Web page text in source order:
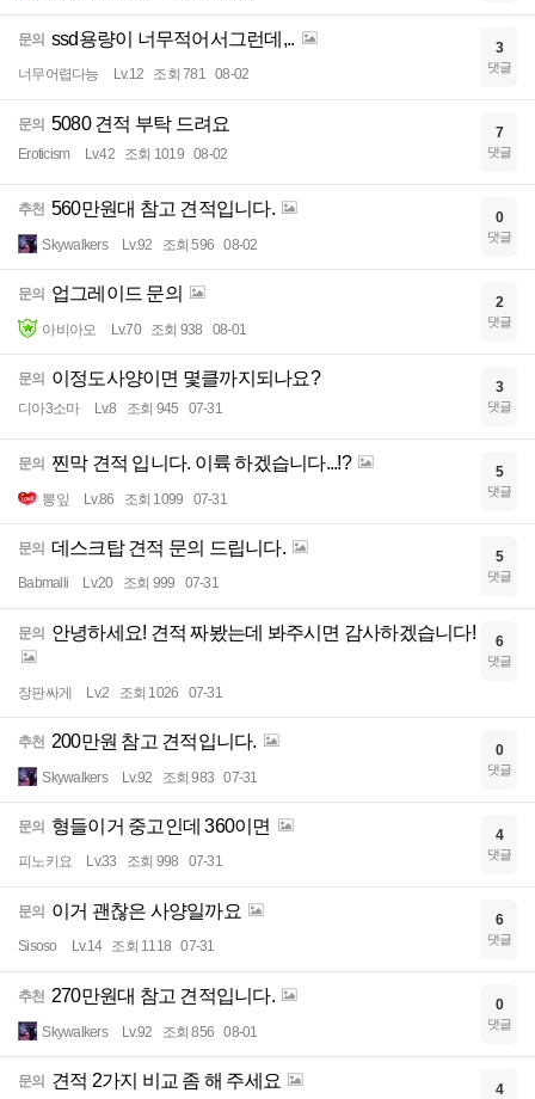
문의 ssd용량이 너무적어서그런데,..
너무어렵다능 Lv.12 조회 781 08-02
3
댓글
문의 5080 견적 부탁 드려요
Eroticism Lv.42 조회 1019 08-02
7
댓글
추천 560만원대 참고 견적입니다.
Skywalkers Lv.92 조회 596 08-02
0
댓글
문의 업그레이드 문의
아비아오 Lv.70 조회 938 08-01
2
댓글
문의 이정도사양이면 몇클까지되나요?
디아3소마 Lv.8 조회 945 07-31
3
댓글
문의 찐막 견적 입니다. 이륙 하겠습니다...!?
뽕잎 Lv.86 조회 1099 07-31
5
댓글
문의 데스크탑 견적 문의 드립니다.
Babmalli Lv.20 조회 999 07-31
5
댓글
문의 안녕하세요! 견적 짜봤는데 봐주시면 감사하겠습니다!
장판싸게 Lv.2 조회 1026 07-31
6
댓글
추천 200만원 참고 견적입니다.
Skywalkers Lv.92 조회 983 07-31
0
댓글
문의 형들이거 중고인데 360이면
피노키요 Lv.33 조회 998 07-31
4
댓글
문의 이거 괜찮은 사양일까요
Sisoso Lv.14 조회 1118 07-31
6
댓글
추천 270만원대 참고 견적입니다.
Skywalkers Lv.92 조회 856 08-01
0
댓글
문의 견적 2가지 비교 좀 해 주세요 4